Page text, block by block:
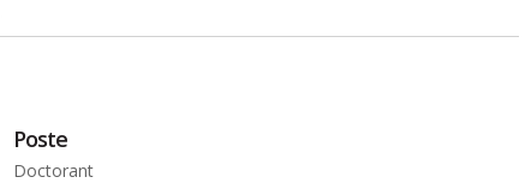
Poste
Doctorant